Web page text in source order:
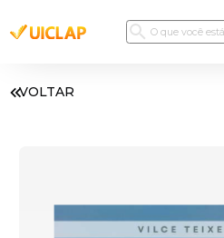
VOLTAR